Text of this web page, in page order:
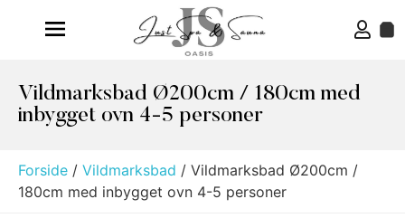
Vildmarksbad Ø200cm / 180cm med
inbygget ovn 4-5 personer
Forside / Vildmarksbad / Vildmarksbad Ø200cm /
180cm med inbygget ovn 4-5 personer